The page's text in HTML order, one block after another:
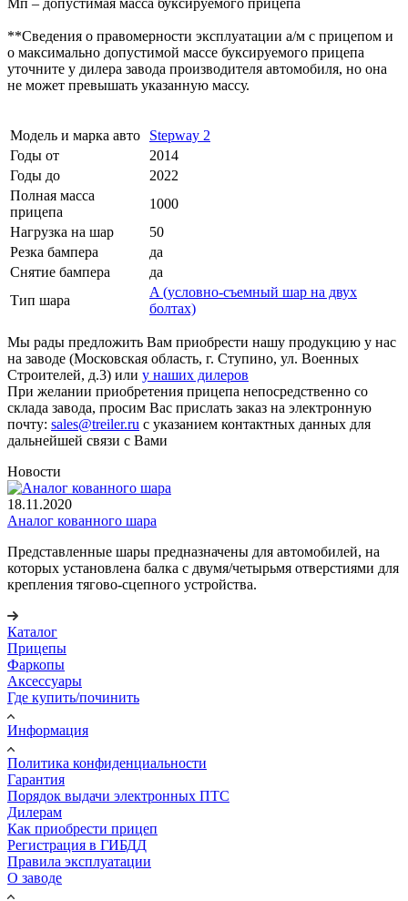
**Сведения о правомерности эксплуатации а/м с прицепом и
о максимально допустимой массе буксируемого прицепа
уточните у дилера завода производителя автомобиля, но она
не может превышать указанную массу.
Модель и марка авто
Stepway 2
Годы от
2014
Годы до
2022
Полная масса
прицепа
1000
Нагрузка на шар
50
Резка бампера
да
Снятие бампера
да
Тип шара
A (условно-съемный шар на двух
болтах)
Мы рады предложить Вам приобрести нашу продукцию у нас
на заводе (Московская область, г. Ступино, ул. Военных
Строителей, д.3) или у наших дилеров
При желании приобретения прицепа непосредственно со
склада завода, просим Вас прислать заказ на электронную
почту: sales@treiler.ru с указанием контактных данных для
дальнейшей связи с Вами
Новости
18.11.2020
Аналог кованного шара
Представленные шары предназначены для автомобилей, на
которых установлена балка с двумя/четырьмя отверстиями для
крепления тягово-сцепного устройства.
Каталог
Прицепы
Фаркопы
Аксессуары
Где купить/починить
Информация
Политика конфиденциальности
Гарантия
Порядок выдачи электронных ПТС
Дилерам
Как приобрести прицеп
Регистрация в ГИБДД
Правила эксплуатации
О заводе